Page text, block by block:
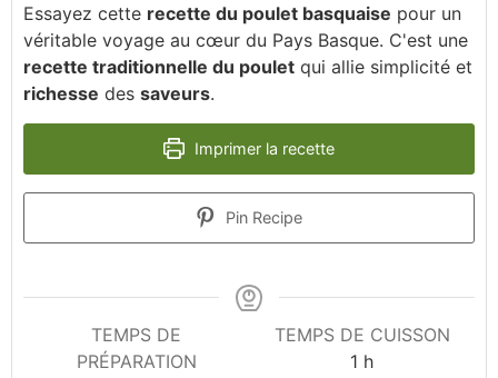
Essayez cette recette du poulet basquaise pour un
véritable voyage au cœur du Pays Basque. C'est une
recette traditionnelle du poulet qui allie simplicité et
richesse des saveurs.
Imprimer la recette
Pin Recipe
TEMPS DE
PRÉPARATION
TEMPS DE CUISSON
1 heure
h